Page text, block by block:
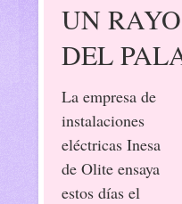
UN
DEL
La empresa de
instalaciones
eléctricas Inesa
de Olite ensaya
estos días el